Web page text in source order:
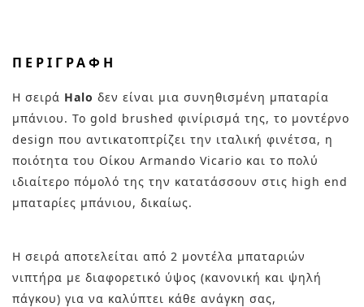
ΠΕΡΙΓΡΑΦΉ
Η σειρά Halo δεν είναι μια συνηθισμένη μπαταρία
μπάνιου. Το gold brushed φινίρισμά της, το μοντέρνο
design που αντικατοπτρίζει την ιταλική φινέτσα, η
ποιότητα του Οίκου Armando Vicario και το πολύ
ιδιαίτερο πόμολό της την κατατάσσουν στις high end
μπαταρίες μπάνιου, δικαίως.
Η σειρά αποτελείται από 2 μοντέλα μπαταριών
νιπτήρα με διαφορετικό ύψος (κανονική και ψηλή
πάγκου) για να καλύπτει κάθε ανάγκη σας,